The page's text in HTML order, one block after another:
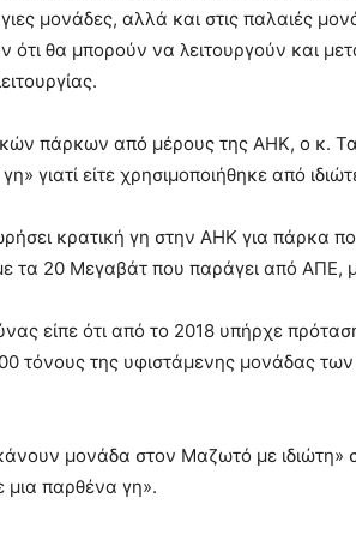
μονάδες, αλλά και στις παλαιές
ότι θα μπορούν να λειτουργούν και
πάρκων από μέρους της ΑΗΚ, ο
γιατί είτε χρησιμοποιήθηκε από
κρατική γη στην ΑΗΚ για πάρκα
τα 20 Μεγαβάτ που παράγει από ΑΠΕ,
είπε ότι από το 2018 υπήρχε
της υφιστάμενης μονάδας των
μονάδα στον Μαζωτό με
παρθένα γη».